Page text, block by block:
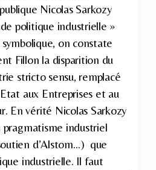
Nicolas Sarkozy
politique industrielle »
on constate
Fillon la disparition du
stricto sensu, remplacé
aux Entreprises et au
En vérité Nicolas Sarkozy
pragmatisme industriel
d’Alstom…) que
industrielle. Il faut